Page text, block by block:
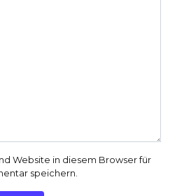
Website in diesem Browser für
speichern.